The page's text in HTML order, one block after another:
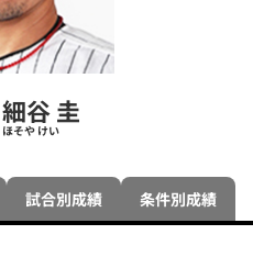
細谷 圭
ほそや けい
試合別成績 条件別成績